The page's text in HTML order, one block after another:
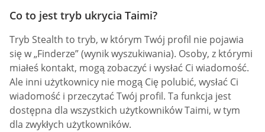
Co to jest tryb ukrycia Taimi?
Tryb Stealth to tryb, w którym Twój profil nie pojawia
się w „Finderze” (wynik wyszukiwania). Osoby, z którymi
miałeś kontakt, mogą zobaczyć i wysłać Ci wiadomość.
Ale inni użytkownicy nie mogą Cię polubić, wysłać Ci
wiadomość i przeczytać Twój profil. Ta funkcja jest
dostępna dla wszystkich użytkowników Taimi, w tym
dla zwykłych użytkowników.